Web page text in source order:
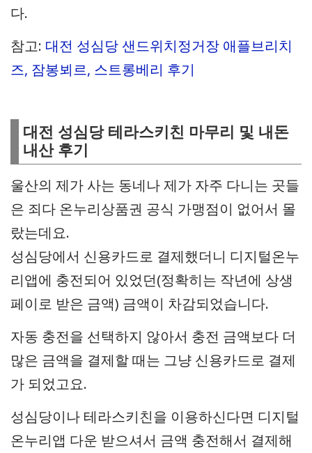
다.
참고: 대전 성심당 샌드위치정거장 애플브리치
즈, 잠봉뵈르, 스트롱베리 후기
대전 성심당 테라스키친 마무리 및 내돈
내산 후기
울산의 제가 사는 동네나 제가 자주 다니는 곳들
은 죄다 온누리상품권 공식 가맹점이 없어서 몰
랐는데요.
성심당에서 신용카드로 결제했더니 디지털온누
리앱에 충전되어 있었던(정확히는 작년에 상생
페이로 받은 금액) 금액이 차감되었습니다.
자동 충전을 선택하지 않아서 충전 금액보다 더
많은 금액을 결제할 때는 그냥 신용카드로 결제
가 되었고요.
성심당이나 테라스키친을 이용하신다면 디지털
온누리앱 다운 받으셔서 금액 충전해서 결제해